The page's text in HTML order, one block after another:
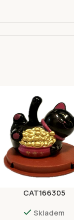
CAT166305
Skladem